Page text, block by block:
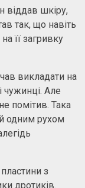
віддав шкіру,
так, що навіть
її загривку
викладати на
чужинці. Але
помітив. Така
одним рухом
з
дротиків.